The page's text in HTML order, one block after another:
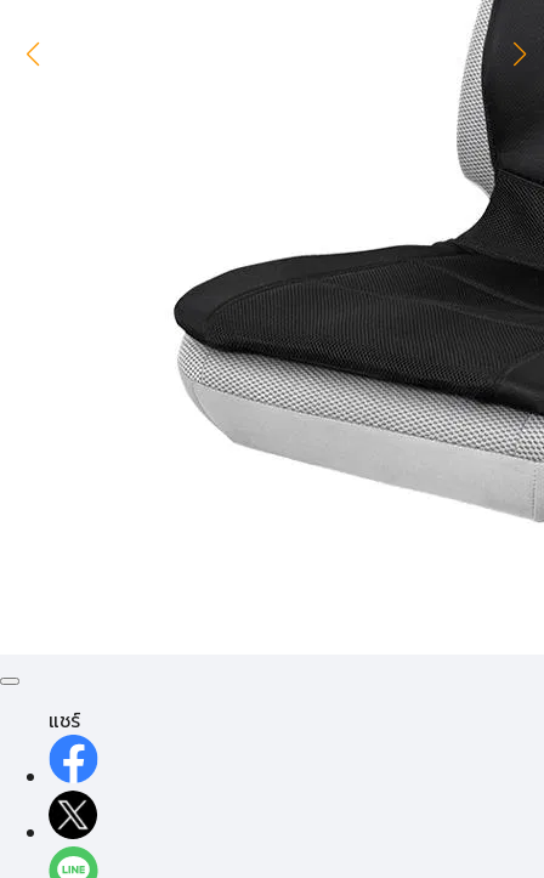
แชร์